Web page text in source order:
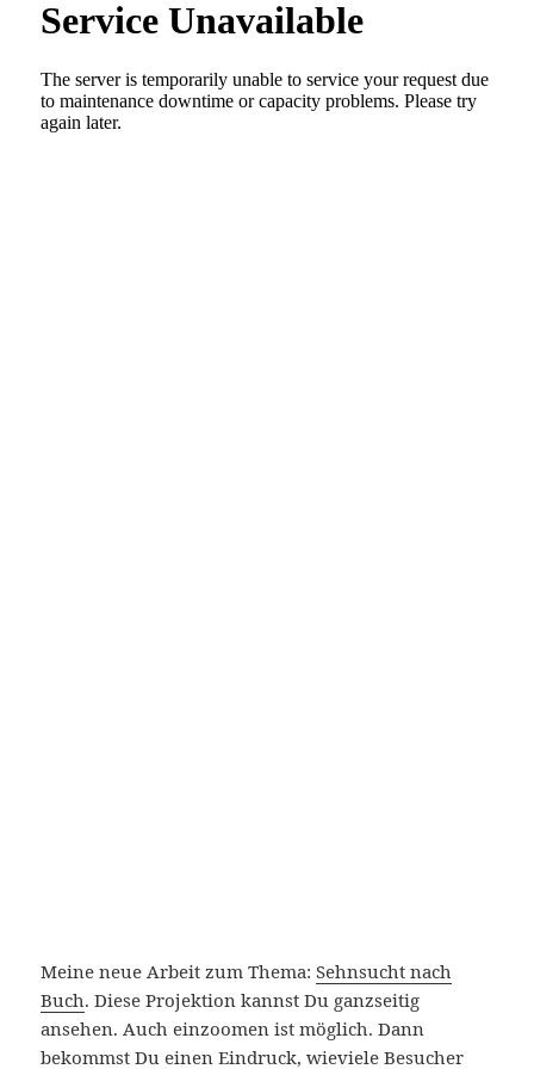
Meine neue Arbeit zum Thema:Sehnsucht nach
Buch. Diese Projektion kannst Du ganzseitig
ansehen. Auch einzoomen ist möglich. Dann
bekommst Du einen Eindruck, wieviele Besucher